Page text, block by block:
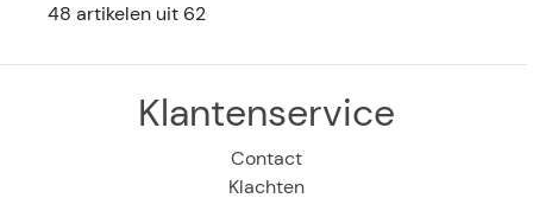
48 artikelen uit 62
Klantenservice
Contact
Klachten